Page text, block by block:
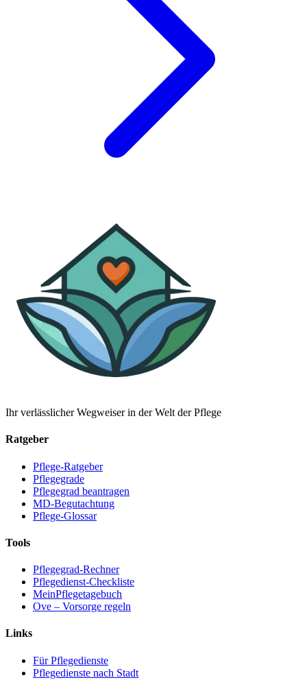
Ihr verlässlicher Wegweiser in der Welt der Pflege
Ratgeber
Pflege-Ratgeber
Pflegegrade
Pflegegrad beantragen
MD-Begutachtung
Pflege-Glossar
Tools
Pflegegrad-Rechner
Pflegedienst-Checkliste
MeinPflegetagebuch
Ove – Vorsorge regeln
Links
Für Pflegedienste
Pflegedienste nach Stadt